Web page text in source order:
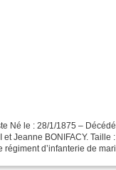
Né le : 28/1/1875 –
Jeanne BONIFACY. Taille
d’infanterie de